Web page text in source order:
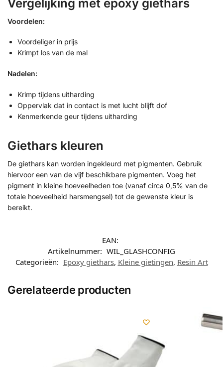
Vergelijking met epoxy giethars
Voordelen:
Voordeliger in prijs
Krimpt los van de mal
Nadelen:
Krimp tijdens uitharding
Oppervlak dat in contact is met lucht blijft dof
Kenmerkende geur tijdens uitharding
Giethars kleuren
De giethars kan worden ingekleurd met pigmenten. Gebruik
hiervoor een van de vijf beschikbare pigmenten. Voeg het
pigment in kleine hoeveelheden toe (vanaf circa 0,5% van de
totale hoeveelheid harsmengsel) tot de gewenste kleur is
bereikt.
EAN:
Artikelnummer: WIL_GLASHCONFIG
Categorieën: Epoxy giethars, Kleine gietingen, Resin Art
Gerelateerde producten